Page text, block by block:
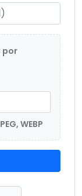
por
WEBP